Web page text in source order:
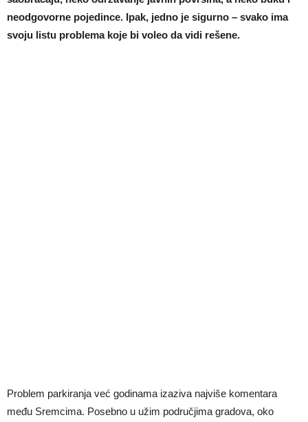
neodgovorne pojedince. Ipak, jedno je sigurno – svako ima
svoju listu problema koje bi voleo da vidi rešene.
Problem parkiranja već godinama izaziva najviše komentara
među Sremcima. Posebno u užim područjima gradova, oko